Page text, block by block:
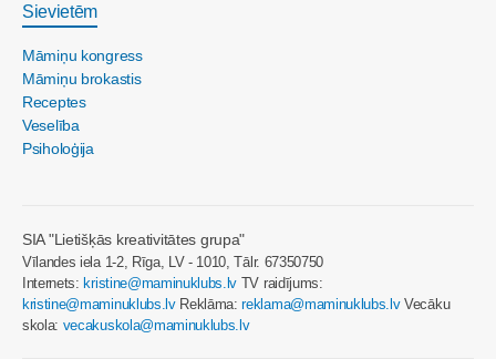
Sievietēm
Māmiņu kongress
Māmiņu brokastis
Receptes
Veselība
Psiholoģija
SIA "Lietišķās kreativitātes grupa"
Vīlandes iela 1-2, Rīga, LV - 1010, Tālr. 67350750
Internets:kristine@maminuklubs.lv TV raidījums:
kristine@maminuklubs.lvReklāma:reklama@maminuklubs.lvVecāku
skola: vecakuskola@maminuklubs.lv